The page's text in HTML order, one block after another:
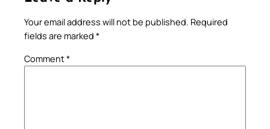
Your email address will not be published. Required
fields are marked *
Comment*